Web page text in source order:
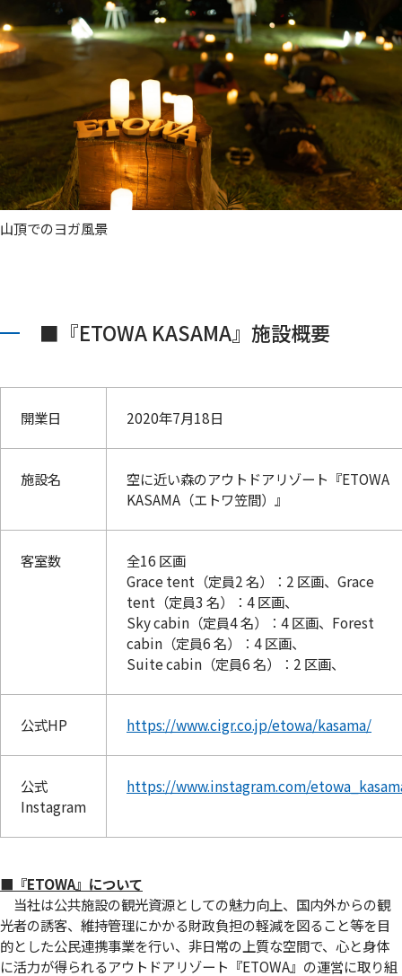
山頂でのヨガ風景
■『ETOWA KASAMA』施設概要
開業日 2020年7月18日
施設名
空に近い森のアウトドアリゾート『ETOWA
KASAMA（エトワ笠間）』
客室数
全16 区画
Grace tent（定員2 名）：2 区画、Grace
tent（定員3 名）：4 区画、
Sky cabin（定員4 名）：4 区画、Forest
cabin（定員6 名）：4 区画、
Suite cabin（定員6 名）：2 区画、
公式HP https://www.cigr.co.jp/etowa/kasama/
公式
Instagram
https://www.instagram.com/
■『ETOWA』について
当社は公共施設の観光資源としての魅力向上、国内外からの観
光者の誘客、維持管理にかかる財政負担の軽減を図ること等を目
的とした公民連携事業を行い、非日常の上質な空間で、心と身体
に活力が得られるアウトドアリゾート『ETOWA』の運営に取り組